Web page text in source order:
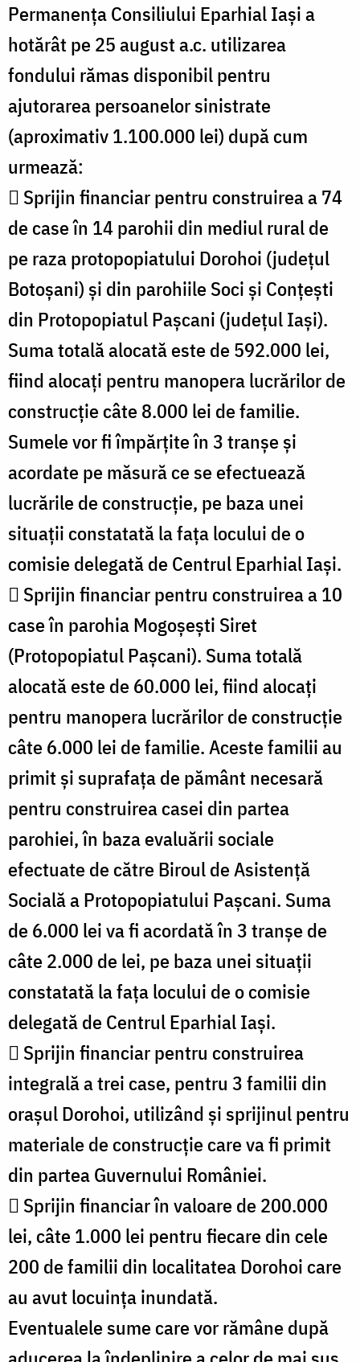
Permanența Consiliului Eparhial Iași a
hotărât pe 25 august a.c. utilizarea
fondului rămas disponibil pentru
ajutorarea persoanelor sinistrate
(aproximativ 1.100.000 lei) după cum
urmează:
 Sprijin financiar pentru construirea a 74
de case în 14 parohii din mediul rural de
pe raza protopopiatului Dorohoi (județul
Botoșani) și din parohiile Soci și Conțești
din Protopopiatul Pașcani (județul Iași).
Suma totală alocată este de 592.000 lei,
fiind alocați pentru manopera lucrărilor de
construcție câte 8.000 lei de familie.
Sumele vor fi împărțite în 3 tranșe și
acordate pe măsură ce se efectuează
lucrările de construcție, pe baza unei
situații constatată la fața locului de o
comisie delegată de Centrul Eparhial Iași.
 Sprijin financiar pentru construirea a 10
case în parohia Mogoșești Siret
(Protopopiatul Pașcani). Suma totală
alocată este de 60.000 lei, fiind alocați
pentru manopera lucrărilor de construcție
câte 6.000 lei de familie. Aceste familii au
primit și suprafața de pământ necesară
pentru construirea casei din partea
parohiei, în baza evaluării sociale
efectuate de către Biroul de Asistență
Socială a Protopopiatului Pașcani. Suma
de 6.000 lei va fi acordată în 3 tranșe de
câte 2.000 de lei, pe baza unei situații
constatată la fața locului de o comisie
delegată de Centrul Eparhial Iași.
 Sprijin financiar pentru construirea
integrală a trei case, pentru 3 familii din
orașul Dorohoi, utilizând și sprijinul pentru
materiale de construcție care va fi primit
din partea Guvernului României.
 Sprijin financiar în valoare de 200.000
lei, câte 1.000 lei pentru fiecare din cele
200 de familii din localitatea Dorohoi care
au avut locuința inundată.
Eventualele sume care vor rămâne după